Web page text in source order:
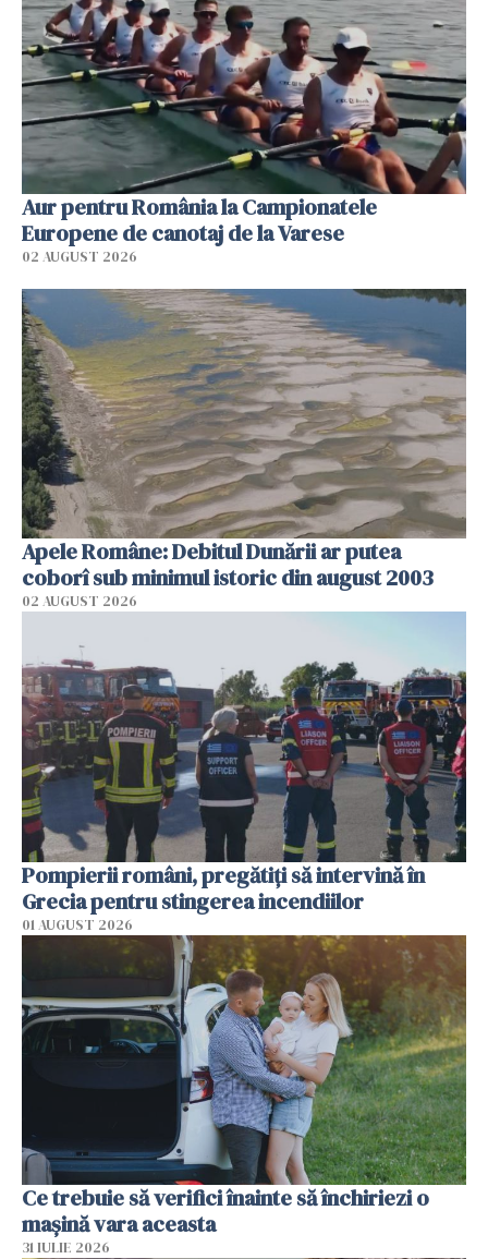
Aur pentru România la Campionatele
Europene de canotaj de la Varese
02 AUGUST 2026
Apele Române: Debitul Dunării ar putea
coborî sub minimul istoric din august 2003
02 AUGUST 2026
Pompierii români, pregătiţi să intervină în
Grecia pentru stingerea incendiilor
01 AUGUST 2026
Ce trebuie să verifici înainte să închiriezi o
mașină vara aceasta
31 IULIE 2026